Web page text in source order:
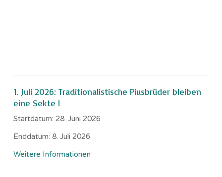
1. Juli 2026: Traditionalistische Piusbrüder bleiben
eine Sekte !
Startdatum: 28. Juni 2026
Enddatum: 8. Juli 2026
Weitere Informationen